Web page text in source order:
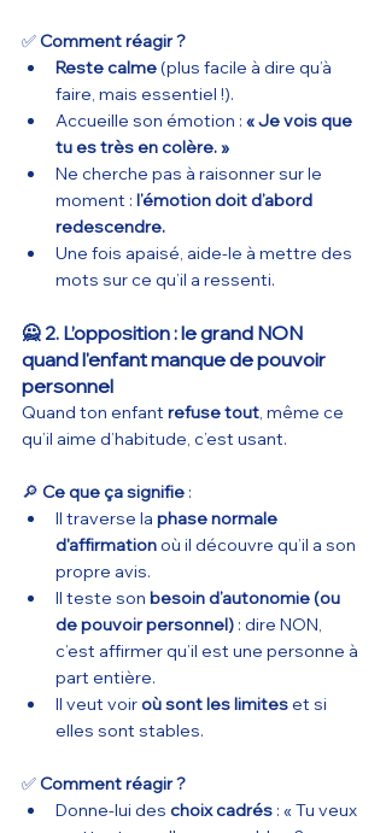
✅ Comment réagir ?
Reste calme (plus facile à dire qu’à
faire, mais essentiel !).
Accueille son émotion : « Je vois que
tu es très en colère. »
Ne cherche pas à raisonner sur le
moment : l’émotion doit d’abord
redescendre.
Une fois apaisé, aide-le à mettre des
mots sur ce qu’il a ressenti.
🙅 2. L’opposition : le grand NON
quand l'enfant manque de pouvoir
personnel
Quand ton enfant refuse tout, même ce
qu’il aime d’habitude, c’est usant.
🔎 Ce que ça signifie :
Il traverse la phase normale
d'affirmation où il découvre qu’il a son
propre avis.
Il teste son besoin d’autonomie (ou
de pouvoir personnel) : dire NON,
c’est affirmer qu’il est une personne à
part entière.
Il veut voir où sont les limites et si
elles sont stables.
✅ Comment réagir ?
Donne-lui des choix cadrés : « Tu veux